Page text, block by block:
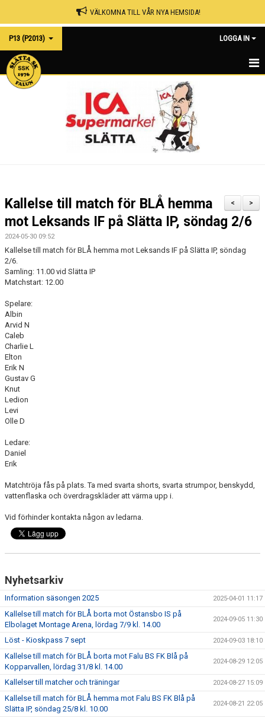
VÄLKOMNA TILL VÅR NYA HEMSIDA!
P13 (P2013) LOGGA IN
HEMSIDA
BILDGALLERI
DOKUMENT
KONTAKT
>
<
Kallelse till match för BLÅ hemma
mot Leksands IF på Slätta IP, söndag 2/6
2024-05-30 09:52
Kallelse till match för BLÅ hemma mot Leksands IF på Slätta IP, söndag
2/6.
Samling: 11.00 vid Slätta IP
Matchstart: 12.00
Spelare:
Albin
Arvid N
Caleb
Charlie L
Elton
Erik N
Gustav G
Knut
Ledion
Levi
Olle D
Ledare:
Daniel
Erik
Matchtröja fås på plats. Ta med svarta shorts, svarta strumpor, benskydd,
vattenflaska och överdragskläder att värma upp i.
Vid förhinder kontakta någon av ledarna.
Nyhetsarkiv
Information säsongen 2025 2025-04-01 11:17
Kallelse till match för BLÅ borta mot Östansbo IS på
Elbolaget Montage Arena, lördag 7/9 kl. 14.00
2024-09-05 11:30
Löst - Kioskpass 7 sept 2024-09-03 18:10
Kallelse till match för BLÅ borta mot Falu BS FK Blå på
Kopparvallen, lördag 31/8 kl. 14.00
2024-08-29 12:05
Kallelser till matcher och träningar 2024-08-27 15:09
Kallelse till match för BLÅ hemma mot Falu BS FK Blå på
Slätta IP, söndag 25/8 kl. 10.00
2024-08-21 22:05